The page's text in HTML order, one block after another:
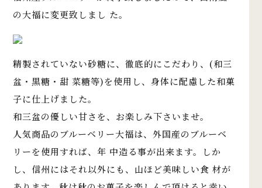
の大福に変更致しまし た。
精製されていない砂糖に、徹底的にこだわり、(和三
盆・黒糖・甜 菜糖等)を使用し、身体に配慮した和菓
子に仕上げました。
和三盆の優しい甘さを、お楽しみ下さいませ。
人気商品のブルーベリー大福は、外国産のブルーベ
リーを使用すれば、年 中造る事が出来ます。しか
し、信州にはそれ以外にも、山ほど美味しい食 材が